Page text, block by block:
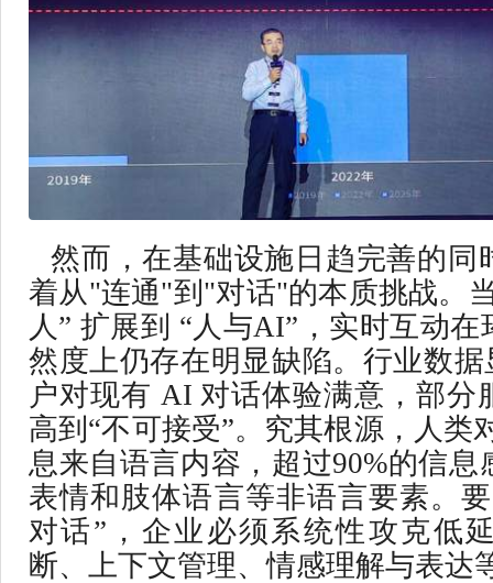
然而，在基础设施日趋完善的同
着从"连通"到"对话"的本质挑战。
人” 扩展到 “人与AI”，实时互动
然度上仍存在明显缺陷。行业数据
户对现有 AI 对话体验满意，部分
高到“不可接受”。究其根源，人类
息来自语言内容，超过90%的信息
表情和肢体语言等非语言要素。
对话”，企业必须系统性攻克低
断、上下文管理、情感理解与表达